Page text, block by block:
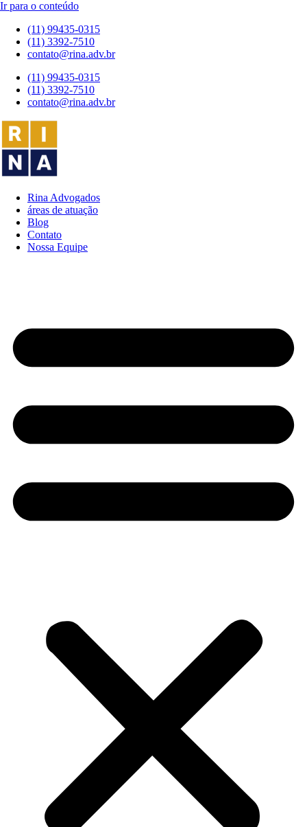
Ir para o conteúdo
(11) 99435-0315
(11) 3392-7510
contato@rina.adv.br
(11) 99435-0315
(11) 3392-7510
contato@rina.adv.br
Rina Advogados
áreas de atuação
Blog
Contato
Nossa Equipe